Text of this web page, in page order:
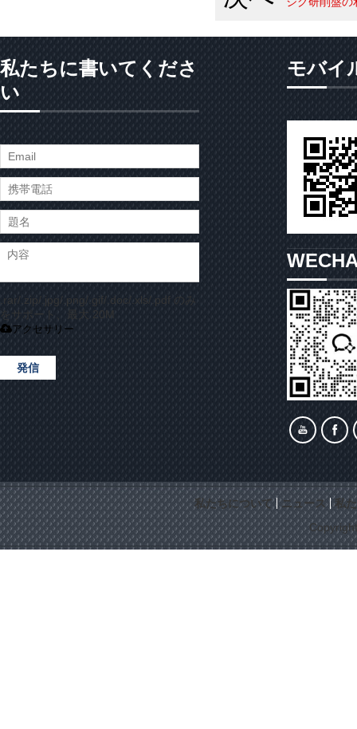
私たちに書いてくださ
い
.rar/.zip/.jpg/.png/.gif/.doc/.xls/.pdf のみ
をサポート、最大 20M
アクセサリー
発信
モバイ
私たちについて ニュース
私